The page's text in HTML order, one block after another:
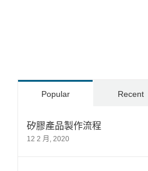
Popular Recent
矽膠產品製作流程
12 2 月, 2020